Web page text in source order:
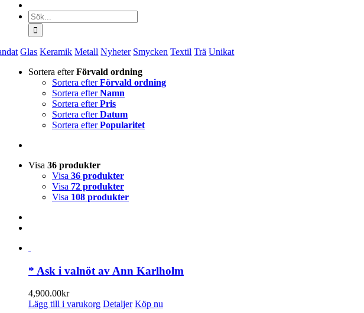
Sök
efter:
Glas Keramik Metall Nyheter Smycken Textil Trä Unikat
Sortera efterFörvald ordning
Sortera efterFörvald ordning
Sortera efterNamn
Sortera efterPris
Sortera efterDatum
Sortera efterPopularitet
Visa 36 produkter
Visa 36 produkter
Visa 72 produkter
Visa 108 produkter
* Ask i valnöt av Ann Karlholm
4,900.00kr
Lägg till i varukorg Detaljer Köp nu